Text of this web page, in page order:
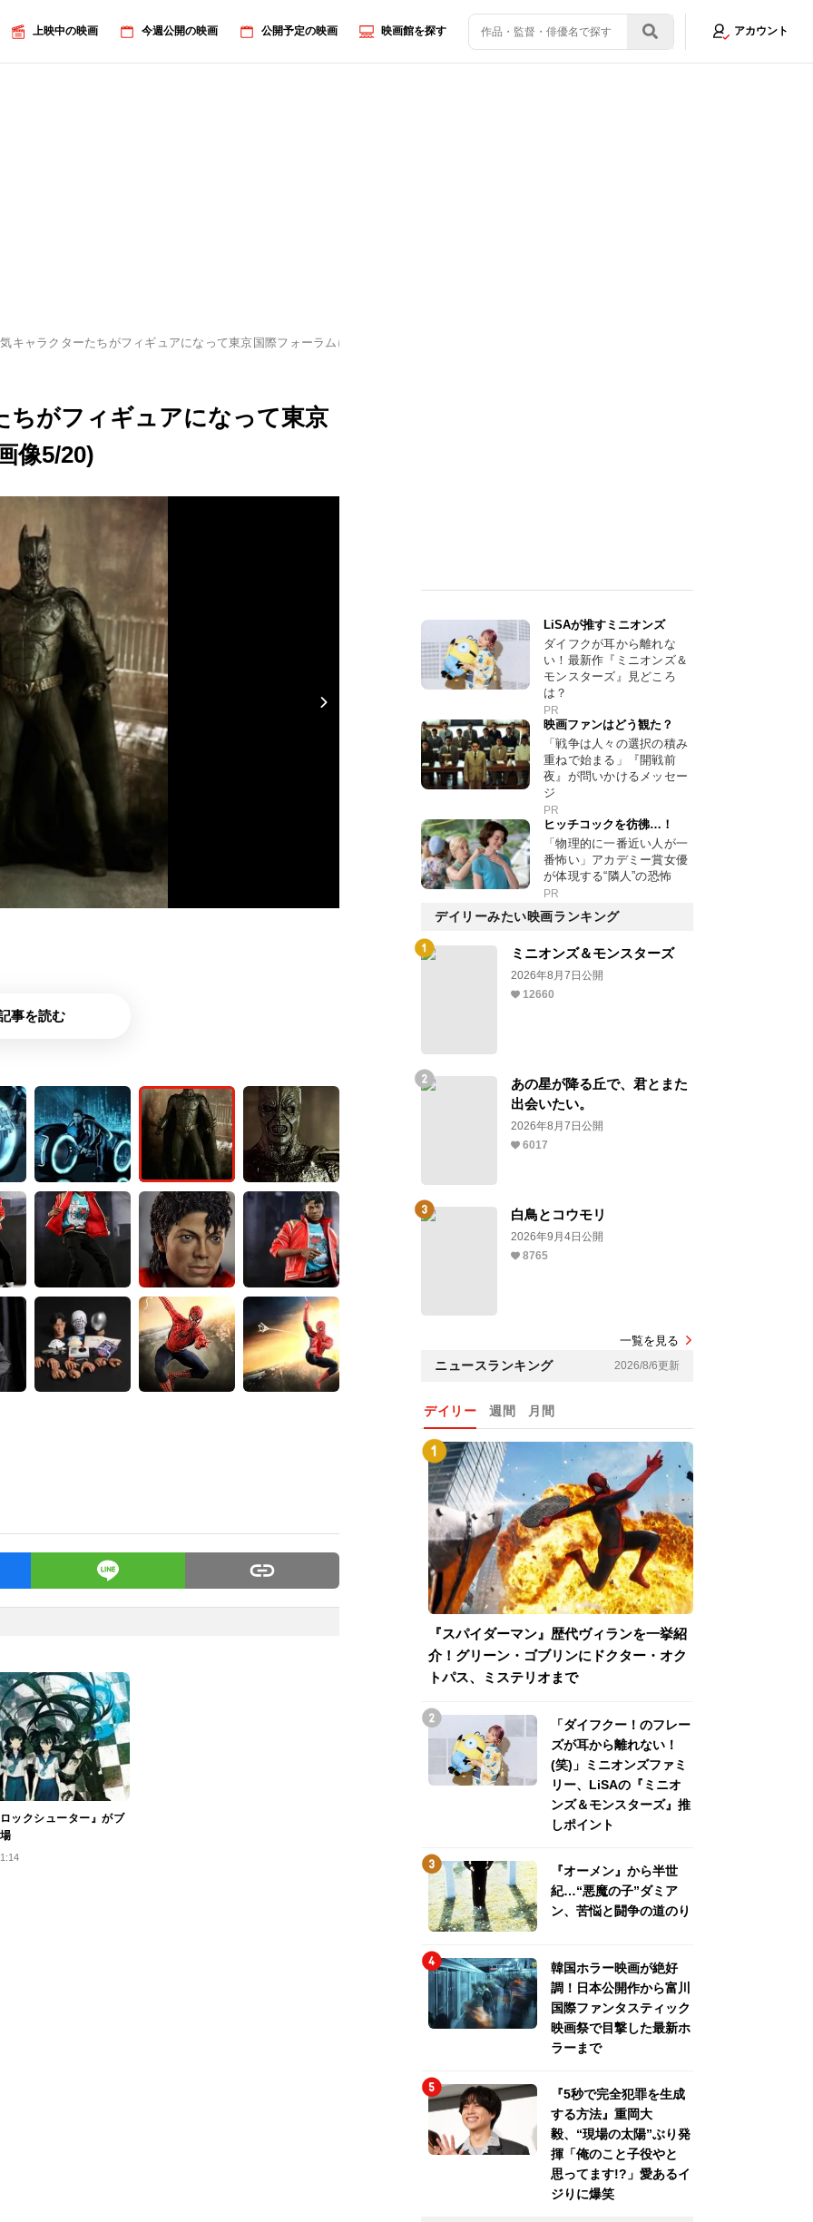
上映中の映画 今週公開の映画 公開予定の映画 映画館を探す アカウント
キャラクターたちがフィギュアになって東京国際フォーラムに登場！
ちがフィギュアになって東京
像5/20)
事を読む
ックシューター』がブ
LiSAが推すミニオンズ
ダイフクが耳から離れな
い！最新作『ミニオンズ＆
モンスターズ』見どころ
は？
PR
映画ファンはどう観た？
「戦争は人々の選択の積み
重ねで始まる」『開戦前
夜』が問いかけるメッセー
ジ
PR
ヒッチコックを彷彿…！
「物理的に一番近い人が一
番怖い」アカデミー賞女優
が体現する“隣人”の恐怖
PR
デイリーみたい映画ランキング
ミニオンズ＆モンスターズ
2026年8月7日公開
12660
あの星が降る丘で、君とまた
出会いたい。
2026年8月7日公開
6017
白鳥とコウモリ
2026年9月4日公開
8765
一覧を見る
ニュースランキング 2026/8/6更新
デイリー 週間 月間
『スパイダーマン』歴代ヴィランを一挙紹
介！グリーン・ゴブリンにドクター・オク
トパス、ミステリオまで
「ダイフクー！のフレー
ズが耳から離れない！
(笑)」ミニオンズファミ
リー、LiSAの『ミニオ
ンズ＆モンスターズ』推
しポイント
『オーメン』から半世
紀…“悪魔の子”ダミア
ン、苦悩と闘争の道のり
韓国ホラー映画が絶好
調！日本公開作から富川
国際ファンタスティック
映画祭で目撃した最新ホ
ラーまで
『5秒で完全犯罪を生成
する方法』重岡大
毅、“現場の太陽”ぶり発
揮「俺のこと子役やと
思ってます!?」愛あるイ
ジりに爆笑